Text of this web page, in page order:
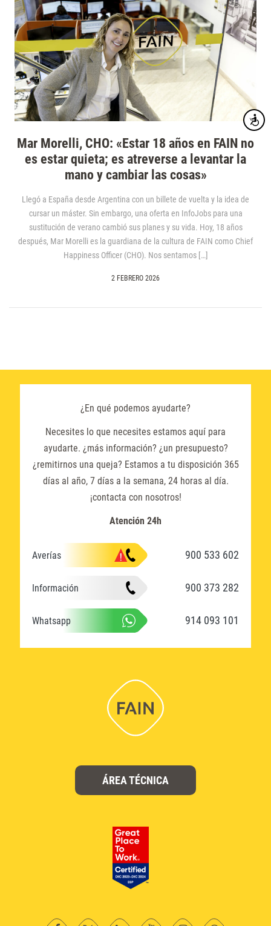
Mar Morelli, CHO: «Estar 18 años en FAIN no
es estar quieta; es atreverse a levantar la
mano y cambiar las cosas»
Llegó a España desde Argentina con un billete de vuelta y la idea de
cursar un máster. Sin embargo, una oferta en InfoJobs para una
sustitución de verano cambió sus planes y su vida. Hoy, 18 años
después, Mar Morelli es la guardiana de la cultura de FAIN como Chief
Happiness Officer (CHO). Nos sentamos […]
2 FEBRERO 2026
¿En qué podemos ayudarte?
Necesites lo que necesites estamos aquí para
ayudarte. ¿más información? ¿un presupuesto?
¿remitirnos una queja? Estamos a tu disposición 365
días al año, 7 días a la semana, 24 horas al día.
¡contacta con nosotros!
Atención 24h
Averías 900 533 602
Información 900 373 282
Whatsapp 914 093 101
ÁREA TÉCNICA